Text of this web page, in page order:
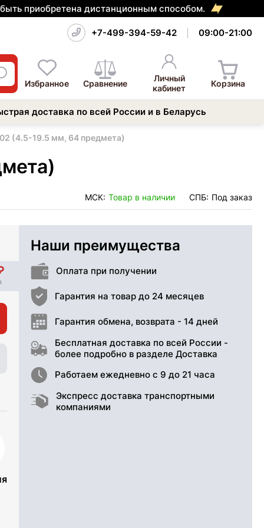
приобретена дистанционным способом.
+7-499-394-59-42 09:00-21:00
Избранное Сравнение
Личный
кабинет
Корзина
доставка по всей России и в Беларусь
(4.5-19.5 мм, 64 предмета)
МСК: Товар в наличии СПБ: Под заказ
Наши преимущества
Оплата при получении
Гарантия на товар до 24 месяцев
Гарантия обмена, возврата - 14 дней
Бесплатная доставка по всей России -
более подробно в разделе Доставка
Работаем ежедневно с 9 до 21 часа
Экспресс доставка транспортными
компаниями